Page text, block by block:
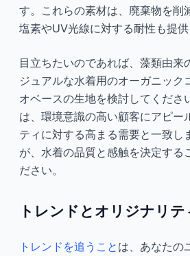
す。これらの素材は、廃棄物を削
塩素やUV光線に対する耐性も提供
目立ちたいのであれば、藻類由来
ジュアルな水着用のオーガニック
オベースの生地を検討してくださ
は、環境意識の高い顧客にアピー
ティに対する高まる需要と一致し
が、水着の品質と感触を決定する
ださい。
トレンドとオリジナリ
トレンドを追うこと は、あなたの